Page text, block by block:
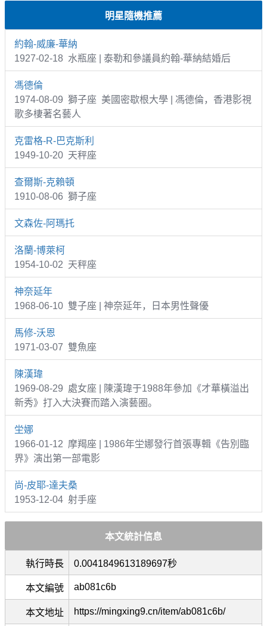
明星隨機推薦
約翰-威廉-華納
1927-02-18 水瓶座 | 泰勒和參議員約翰-華納結婚后
馮德倫
1974-08-09 獅子座 美國密歇根大學 | 馮德倫，香港影視
歌多棲著名藝人
克雷格-R-巴克斯利
1949-10-20 天秤座
查爾斯-克賴頓
1910-08-06 獅子座
文森佐-阿瑪托
洛蘭-博萊柯
1954-10-02 天秤座
神奈延年
1968-06-10 雙子座 | 神奈延年，日本男性聲優
馬修-沃恩
1971-03-07 雙魚座
陳漢瑋
1969-08-29 處女座 | 陳漢瑋于1988年參加《才華橫溢出
新秀》打入大決賽而踏入演藝圈。
坣娜
1966-01-12 摩羯座 | 1986年坣娜發行首張專輯《告別臨
界》演出第一部電影
尚-皮耶-達夫桑
1953-12-04 射手座
本文統計信息
執行時長 0.0041849613189697秒
本文編號 ab081c6b
本文地址 https://mingxing9.cn/item/ab081c6b/